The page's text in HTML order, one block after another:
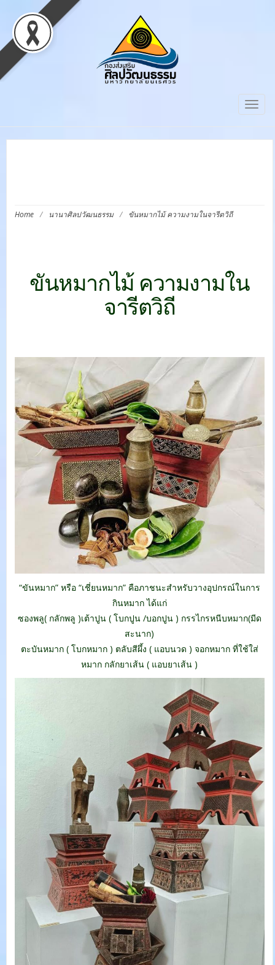
Home / นานาศิลปวัฒนธรรม / ขันหมากไม้ ความงามในจารีตวิถี
ขันหมากไม้ ความงามใน
จารีตวิถี
“ขันหมาก” หรือ “เชี่ยนหมาก” คือภาชนะสำหรับวางอุปกรณ์ในการ
กินหมาก ได้แก่
ซองพลู( กลักพลู )เต้าปูน ( โบกปูน /บอกปูน ) กรรไกรหนีบหมาก(มีด
สะนาก)
ตะบันหมาก ( โบกหมาก ) ตลับสีผึ้ง ( แอบนวด ) จอกหมาก ที่ใช้ใส่
หมาก กลักยาเส้น ( แอบยาเส้น )